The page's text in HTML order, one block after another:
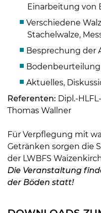
Skip to
Einarbeitung von
Verschiedene
Stachelwalze,
Besprechung der
Bodenbeurteilung
Aktuelles,
Referenten: Dipl.-
Thomas Wallner
Für Verpflegung mit
Getränken sorgen die
der LWBFS
Die Veranstaltung
der Böden statt!